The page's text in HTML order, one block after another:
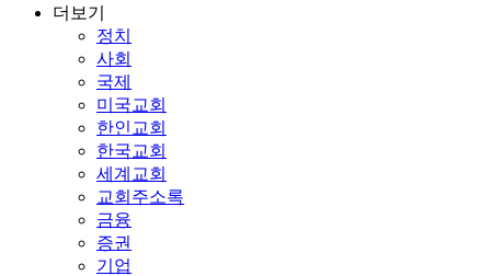
더보기
정치
사회
국제
미국교회
한인교회
한국교회
세계교회
교회주소록
금융
증권
기업